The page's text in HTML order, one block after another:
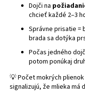
Dojči na
chcieť každé 2–3
Správne prisatie =
brada sa dotýka
Počas jedného
potom ponúkaj
💡 Počet mokrých
signalizujú, že mlieka má